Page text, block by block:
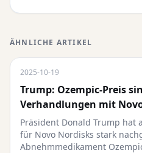
ÄHNLICHE ARTIKEL
2025-10-19
Trump: Ozempic-Preis
Verhandlungen mit
Präsident Donald Trump hat
für Novo Nordisks stark
Abnehmmedikament